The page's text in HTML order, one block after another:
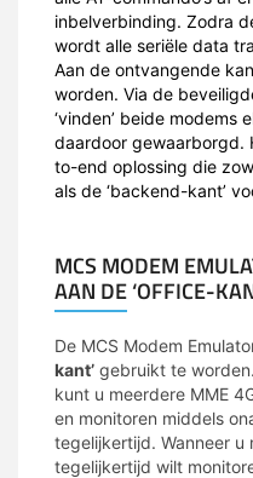
inbelverbinding. Zodra
wordt alle seriële data
Aan de ontvangende
worden. Via de
‘vinden’ beide modems
daardoor gewaarborgd.
to-end oplossing die
als de ‘backend-kant’
MCS MODEM
AAN DE ‘OFFICE-
De MCS Modem
kant’ gebruikt te
kunt u meerdere MME
en monitoren middels
tegelijkertijd. Wanneer u
tegelijkertijd wilt